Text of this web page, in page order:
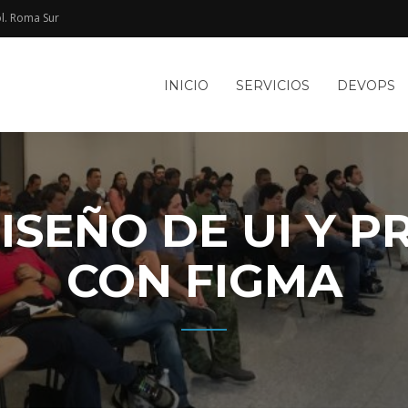
Roma Sur​
INICIO SERVICIOS DEVOPS
DE UI Y
CON FIGMA